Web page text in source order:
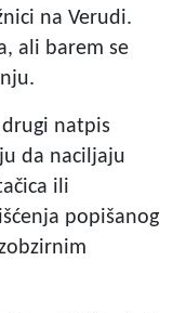
na Verudi.
ali barem se
natpis
da naciljaju
ili
popišanog